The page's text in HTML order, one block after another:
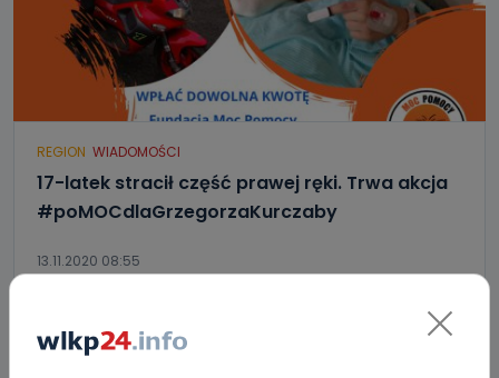
REGION WIADOMOŚCI
17-latek stracił część prawej ręki. Trwa akcja
#poMOCdlaGrzegorzaKurczaby
13.11.2020 08:55